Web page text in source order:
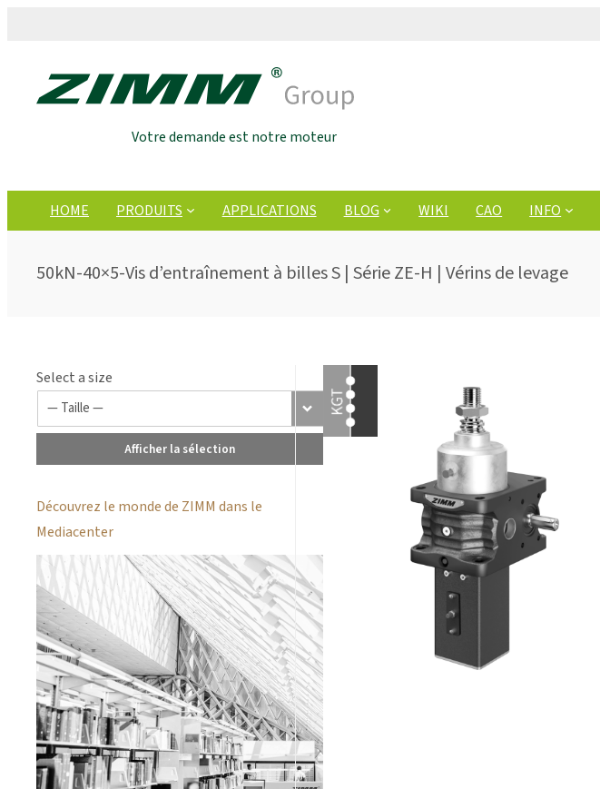
Votre demande est notre moteur
HOME PRODUITS APPLICATIONS BLOG WIKI CAO INFO
50kN-40×5-Vis d’entraînement à billes S | Série ZE-H | Vérins de levage
Select a size
Afficher la sélection
Découvrez le monde de ZIMM dans le
Mediacenter